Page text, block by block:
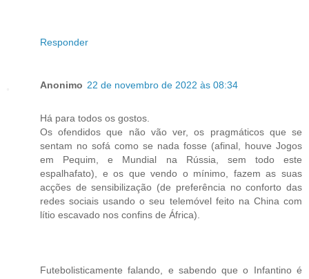
Responder
Anonimo 22 de novembro de 2022 às 08:34
Há para todos os gostos.
Os ofendidos que não vão ver, os pragmáticos que se
sentam no sofá como se nada fosse (afinal, houve Jogos
em Pequim, e Mundial na Rússia, sem todo este
espalhafato), e os que vendo o mínimo, fazem as suas
acções de sensibilização (de preferência no conforto das
redes sociais usando o seu telemóvel feito na China com
lítio escavado nos confins de África).
Futebolisticamente falando, e sabendo que o Infantino é